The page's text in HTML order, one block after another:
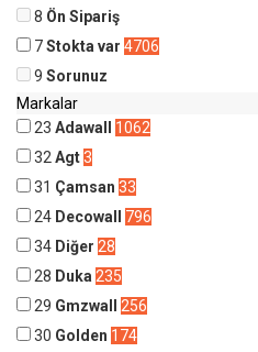
8 Ön Sipariş
7Stokta var 4706
9 Sorunuz
Markalar
23 Adawall
1062
32 Agt3
31 Çamsan 33
24 Decowall
796
34 Diğer 28
28 Duka 235
29 Gmzwall
256
30 Golden 174